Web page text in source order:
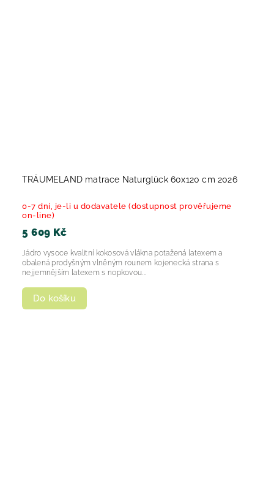
TRÄUMELAND matrace Naturglück 60x120 cm 2026
0-7 dní, je-li u dodavatele (dostupnost prověřujeme
on-line)
5 609 Kč
Do košíku
Jádro vysoce kvalitní kokosová vlákna potažená latexem a
obalená prodyšným vlněným rounem kojenecká strana s
nejjemnějším latexem s nopkovou...